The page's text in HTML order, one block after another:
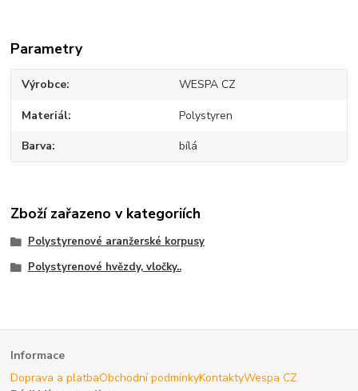
Parametry
Výrobce WESPA CZ
Materiál Polystyren
Barva bílá
Zboží zařazeno v kategoriích
Polystyrenové aranžerské korpusy
Polystyrenové hvězdy, vločky..
Informace
Doprava a platbaObchodní podmínkyKontaktyWespa CZ